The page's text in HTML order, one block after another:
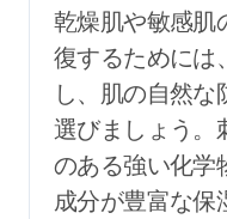
乾燥肌や敏感肌
復するためには
し、肌の自然
選びましょう。
のある強い化学
成分が豊富な保